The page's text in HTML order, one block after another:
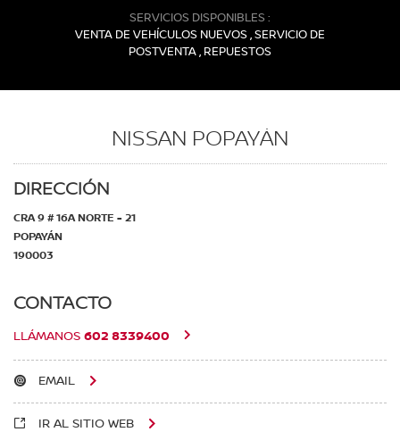
SERVICIOS DISPONIBLES :
VENTA DE VEHÍCULOS NUEVOS , SERVICIO DE
POSTVENTA , REPUESTOS
NISSAN POPAYÁN
DIRECCIÓN
CRA 9 # 16A NORTE - 21
POPAYÁN
190003
CONTACTO
LLÁMANOS 602 8339400
EMAIL
IR AL SITIO WEB